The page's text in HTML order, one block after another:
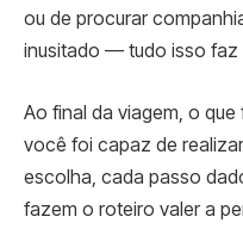
ou de procurar
inusitado — tudo isso
Ao final da viagem, o
você foi capaz de
escolha, cada passo
fazem o roteiro valer a